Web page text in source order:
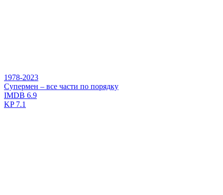
1978-2023
Супермен – все части по порядку
IMDB 6.9
KP7.1